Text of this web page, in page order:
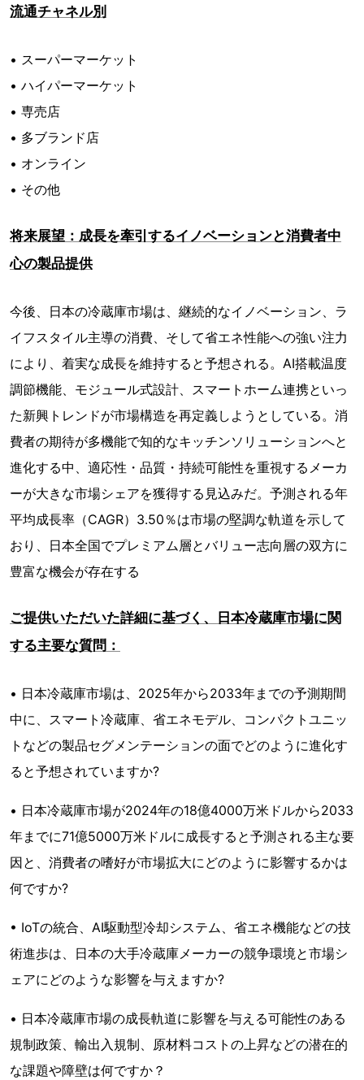
流通チャネル別
• スーパーマーケット
• ハイパーマーケット
• 専売店
• 多ブランド店
• オンライン
• その他
将来展望：成長を牽引するイノベーションと消費者中
心の製品提供
今後、日本の冷蔵庫市場は、継続的なイノベーション、ラ
イフスタイル主導の消費、そして省エネ性能への強い注力
により、着実な成長を維持すると予想される。AI搭載温度
調節機能、モジュール式設計、スマートホーム連携といっ
た新興トレンドが市場構造を再定義しようとしている。消
費者の期待が多機能で知的なキッチンソリューションへと
進化する中、適応性・品質・持続可能性を重視するメーカ
ーが大きな市場シェアを獲得する見込みだ。予測される年
平均成長率（CAGR）3.50％は市場の堅調な軌道を示して
おり、日本全国でプレミアム層とバリュー志向層の双方に
豊富な機会が存在する
ご提供いただいた詳細に基づく、日本冷蔵庫市場に関
する主要な質問：
• 日本冷蔵庫市場は、2025年から2033年までの予測期間
中に、スマート冷蔵庫、省エネモデル、コンパクトユニッ
トなどの製品セグメンテーションの面でどのように進化す
ると予想されていますか?
• 日本冷蔵庫市場が2024年の18億4000万米ドルから2033
年までに71億5000万米ドルに成長すると予測される主な要
因と、消費者の嗜好が市場拡大にどのように影響するかは
何ですか?
• IoTの統合、AI駆動型冷却システム、省エネ機能などの技
術進歩は、日本の大手冷蔵庫メーカーの競争環境と市場シ
ェアにどのような影響を与えますか?
• 日本冷蔵庫市場の成長軌道に影響を与える可能性のある
規制政策、輸出入規制、原材料コストの上昇などの潜在的
な課題や障壁は何ですか？